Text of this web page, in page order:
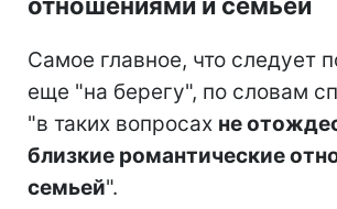
Самое главное, что следует
еще "на берегу", по словам
"в таких вопросах не
близкие романтические
семьей".